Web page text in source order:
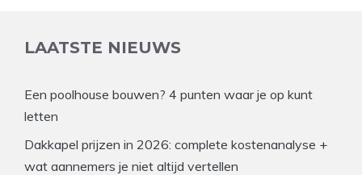
LAATSTE NIEUWS
Een poolhouse bouwen? 4 punten waar je op kunt
letten
Dakkapel prijzen in 2026: complete kostenanalyse +
wat aannemers je niet altijd vertellen